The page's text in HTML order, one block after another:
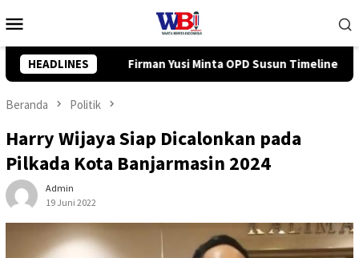
ke
Mobile
HEADLINES
Susun Timeline Anggaran 2027 Sejak Awal Tahun
Beranda Politik
Harry Wijaya Siap Dicalonkan pada
Pilkada Kota Banjarmasin 2024
Admin
19 Juni 2022